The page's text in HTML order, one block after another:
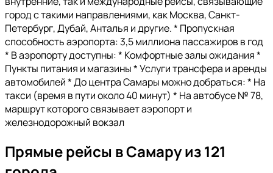
город с такими направлениями, как Москва, Санкт-
Петербург, Дубай, Анталья и другие. * Пропускная
способность аэропорта: 3,5 миллиона пассажиров в год
* В аэропорту доступны: * Комфортные залы ожидания *
Пункты питания и магазины * Услуги трансфера и аренды
автомобилей * До центра Самары можно добраться: * На
такси (время в пути около 40 минут) * На автобусе № 78,
маршрут которого связывает аэропорт и
железнодорожный вокзал
Прямые рейсы в Самару из 121